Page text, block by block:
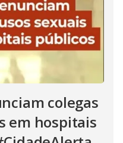
colegas
em hospitais